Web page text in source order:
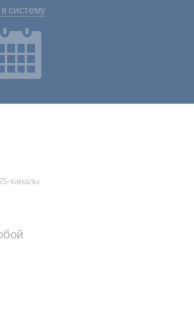
каналы
систему